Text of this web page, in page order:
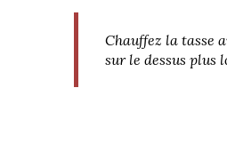
Chauffez la tasse
sur le dessus plus